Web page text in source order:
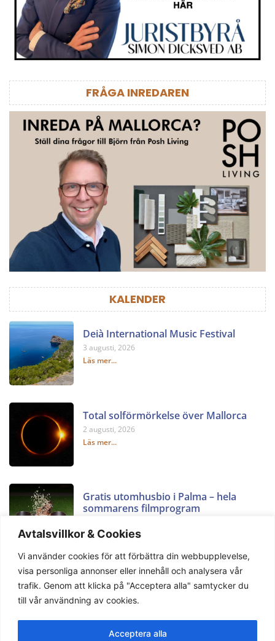
Avtalsvillkor & Cookies
Vi använder cookies för att förbättra din webbupplevelse,
visa personliga annonser eller innehåll och analysera vår
trafik. Genom att klicka på "Acceptera alla" samtycker du
till vår användning av cookies.
Acceptera alla
FRÅGA INREDAREN
KALENDER
Deià International Music Festival
3 augusti, 2026
Läs mer...
Total solförmörkelse över Mallorca
2 augusti, 2026
Läs mer...
Gratis utomhusbio i Palma – hela
sommarens filmprogram
Läs mer...